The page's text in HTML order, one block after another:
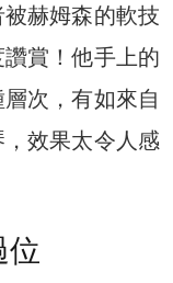
赫姆森的軟技
賞！他手上的
次，有如來自
效果太令人感
位